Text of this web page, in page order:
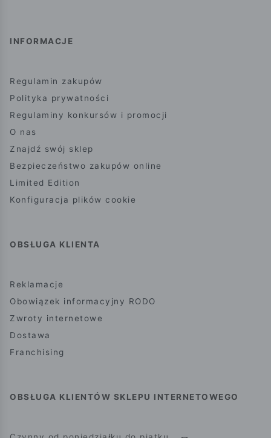
INFORMACJE
Regulamin zakupów
Polityka prywatności
Regulaminy konkursów i promocji
O nas
Znajdź swój sklep
Bezpieczeństwo zakupów online
Limited Edition
Konfiguracja plików cookie
OBSŁUGA KLIENTA
Reklamacje
Obowiązek informacyjny RODO
Zwroty internetowe
Dostawa
Franchising
OBSŁUGA KLIENTÓW SKLEPU INTERNETOWEGO